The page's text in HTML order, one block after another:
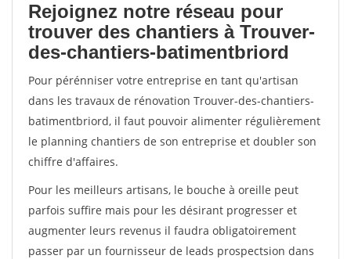
Rejoignez notre réseau pour
trouver des chantiers à Trouver-
des-chantiers-batimentbriord
Pour pérénniser votre entreprise en tant qu'artisan
dans les travaux de rénovation Trouver-des-chantiers-
batimentbriord, il faut pouvoir alimenter régulièrement
le planning chantiers de son entreprise et doubler son
chiffre d'affaires.
Pour les meilleurs artisans, le bouche à oreille peut
parfois suffire mais pour les désirant progresser et
augmenter leurs revenus il faudra obligatoirement
passer par un fournisseur de leads prospectsion dans